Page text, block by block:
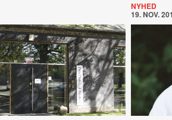
NYHED
19. NOV.